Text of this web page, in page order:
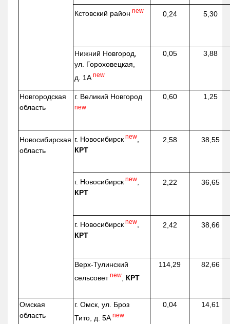
Кстовский район new 0,24 5,30
Нижний Новгород,
ул. Гороховецкая,
д. 1А new
0,05 3,88
Новгородская
область
г. Великий Новгород
new
0,60 1,25
Новосибирская
область
г. Новосибирск new,
КРТ
2,58 38,55
г. Новосибирск new,
КРТ
2,22 36,65
г. Новосибирск new,
КРТ
2,42 38,66
Верх-Тулинский
сельсовет new, КРТ
114,29 82,66
Омская
область
г. Омск, ул. Броз
Тито, д. 5А new
0,04 14,61